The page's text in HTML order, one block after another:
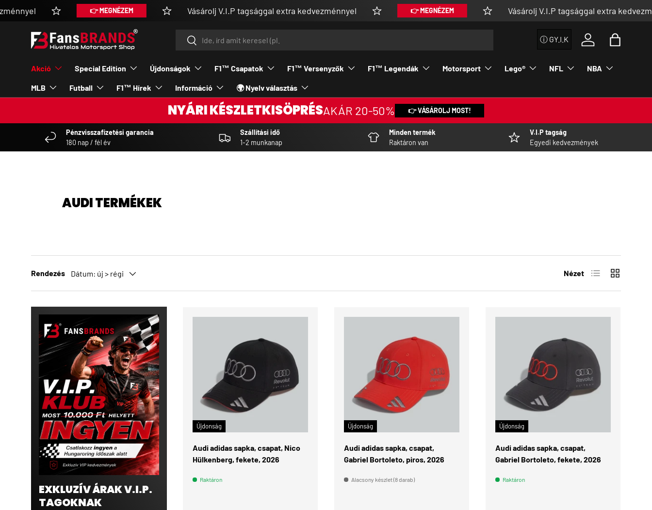
UGRÁS A TARTALOMRA
👉 MEGNÉZEM Vásárolj V.I.P tagsággal extra kedvezménnyel 👉 MEGNÉZEM Vásárolj V.I.P tagsággal extra kedvezménnyel
KeresésKeresés ⓘ GY.I.K
Bejelentkezés a
Táska
Akció Special Edition Újdonságok F1™ Csapatok F1™ Versenyzők F1™ Legendák Motorsport Lego® NFL NBA
MLB Futball F1™ Hírek Információ 🌍 Nyelv választás
NYÁRI KÉSZLETKISÖPRÉSAKÁR 20-50% 👉 VÁSÁROLJ MOST!
Pénzvisszafizetési garancia
180 nap / fél év
Szállítási idő
1-2 munkanap
Minden termék
Raktáron van
V.I.P tagság
Egyedi kedvezmények
AUDI TERMÉKEK
Rendezés Dátum: új > régi Nézet Lista Rács
EXKLUZÍV ÁRAK V.I.P.
TAGOKNAK
Újdonság
Audi adidas sapka, csapat, Nico
Hülkenberg, fekete, 2026
Raktáron
Újdonság
Audi adidas sapka, csapat,
Gabriel Bortoleto, piros, 2026
Alacsony készlet (8 darab)
Újdonság
Audi adidas sapka, csapat,
Gabriel Bortoleto, fekete, 2026
Raktáron